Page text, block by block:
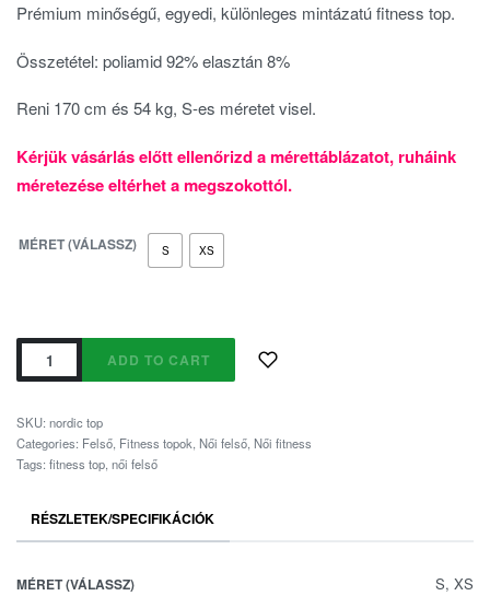
Prémium minőségű, egyedi, különleges mintázatú fitness top.
Összetétel: poliamid 92% elasztán 8%
Reni 170 cm és 54 kg, S-es méretet visel.
Kérjük vásárlás előtt ellenőrizd a mérettáblázatot, ruháink
méretezése eltérhet a megszokottól.
MÉRET (VÁLASSZ) S XS
ADD TO CART
SKU: nordic top
Categories: Felső, Fitness topok, Női felső, Női fitness
Tags: fitness top, női felső
RÉSZLETEK/SPECIFIKÁCIÓK
MÉRET (VÁLASSZ) S, XS